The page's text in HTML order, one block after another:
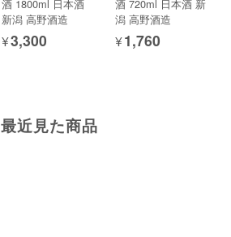
酒 1800ml 日本酒
新潟 高野酒造
¥3,300
酒 720ml 日本酒 新
潟 高野酒造
¥1,760
最近見た商品